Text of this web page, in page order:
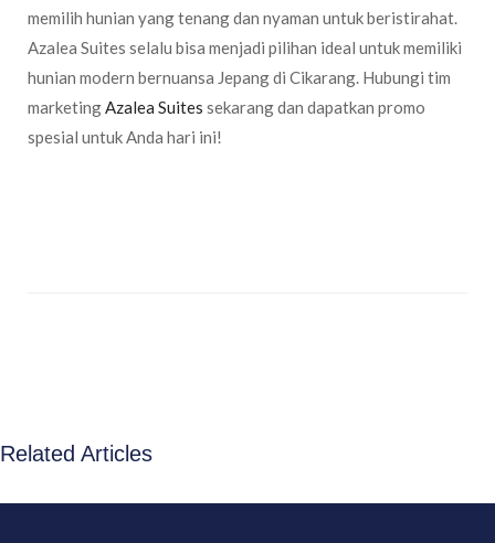
memilih hunian yang tenang dan nyaman untuk beristirahat.
Azalea Suites selalu bisa menjadi pilihan ideal untuk memiliki
hunian modern bernuansa Jepang di Cikarang. Hubungi tim
marketingAzalea Suites sekarang dan dapatkan promo
spesial untuk Anda hari ini!
Related Articles